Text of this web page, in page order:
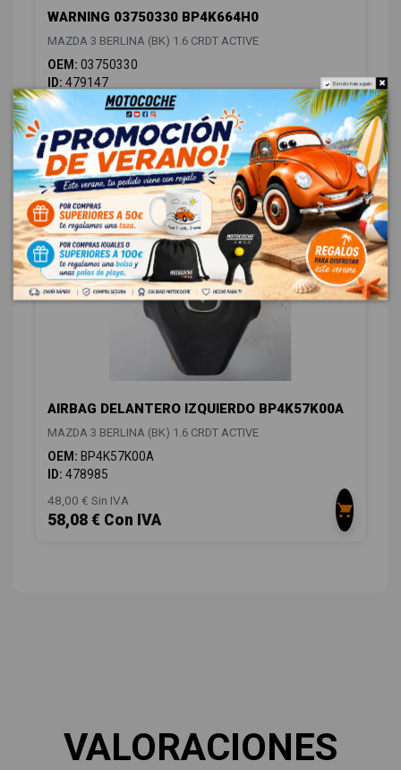
WARNING 03750330 BP4K664H0
MAZDA 3 BERLINA (BK) 1.6 CRDT ACTIVE
OEM: 03750330
ID: 479147
12,00 € Sin IVA
14,52 € Con IVA
INTERIOR 1
AIRBAG DELANTERO IZQUIERDO BP4K57K00A
MAZDA 3 BERLINA (BK) 1.6 CRDT ACTIVE
OEM: BP4K57K00A
ID: 478985
48,00 € Sin IVA
58,08 € Con IVA
VALORACIONES
Do not show again.